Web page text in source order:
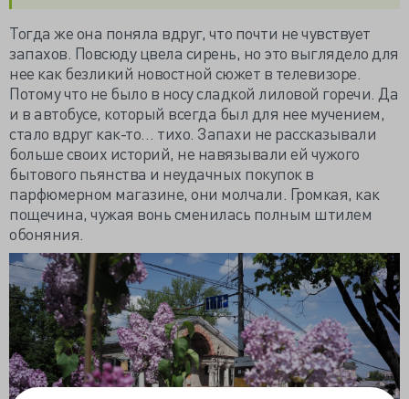
Тогда же она поняла вдруг, что почти не чувствует
запахов. Повсюду цвела сирень, но это выглядело для
нее как безликий новостной сюжет в телевизоре.
Потому что не было в носу сладкой лиловой горечи. Да
и в автобусе, который всегда был для нее мучением,
стало вдруг как-то… тихо. Запахи не рассказывали
больше своих историй, не навязывали ей чужого
бытового пьянства и неудачных покупок в
парфюмерном магазине, они молчали. Громкая, как
пощечина, чужая вонь сменилась полным штилем
обоняния.